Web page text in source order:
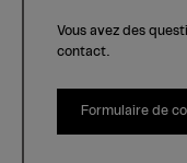
Vous avez des
contact.
Formulaire de